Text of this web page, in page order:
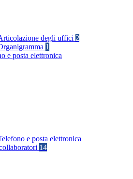
degli uffici 2
1
e posta elettronica
e posta elettronica
14